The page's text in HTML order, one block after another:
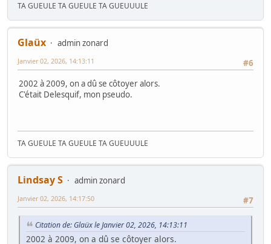
TA GUEULE TA GUEULE TA GUEUUULE
Glaüx
admin zonard
#6
Janvier 02, 2026, 14:13:11
2002 à 2009, on a dû se côtoyer alors.
C'était Delesquif, mon pseudo.
TA GUEULE TA GUEULE TA GUEUUULE
Lindsay S
admin zonard
#7
Janvier 02, 2026, 14:17:50
Citation de: Glaüx le Janvier 02, 2026, 14:13:11
2002 à 2009, on a dû se côtoyer alors.